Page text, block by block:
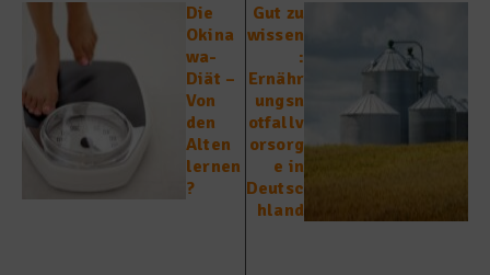
Die
Okina
wa-
Diät –
Von
den
Alten
lernen
?
Gut zu
wissen
:
Ernähr
ungsn
otfallv
orsorg
e in
Deutsc
hland